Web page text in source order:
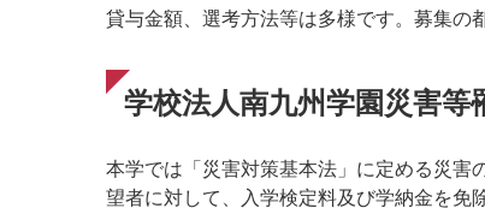
貸与金額、選考方法等は多様です。募集の
学校法人南九州学園災害等
本学では「災害対策基本法」に定める災害
望者に対して、入学検定料及び学納金を免